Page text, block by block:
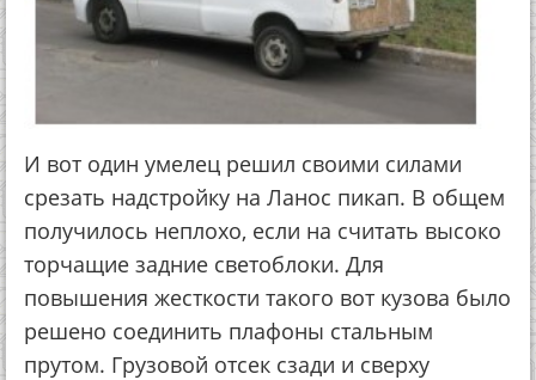
И вот один умелец решил своими силами
срезать надстройку на Ланос пикап. В общем
получилось неплохо, если на считать высоко
торчащие задние светоблоки. Для
повышения жесткости такого вот кузова было
решено соединить плафоны стальным
прутом. Грузовой отсек сзади и сверху